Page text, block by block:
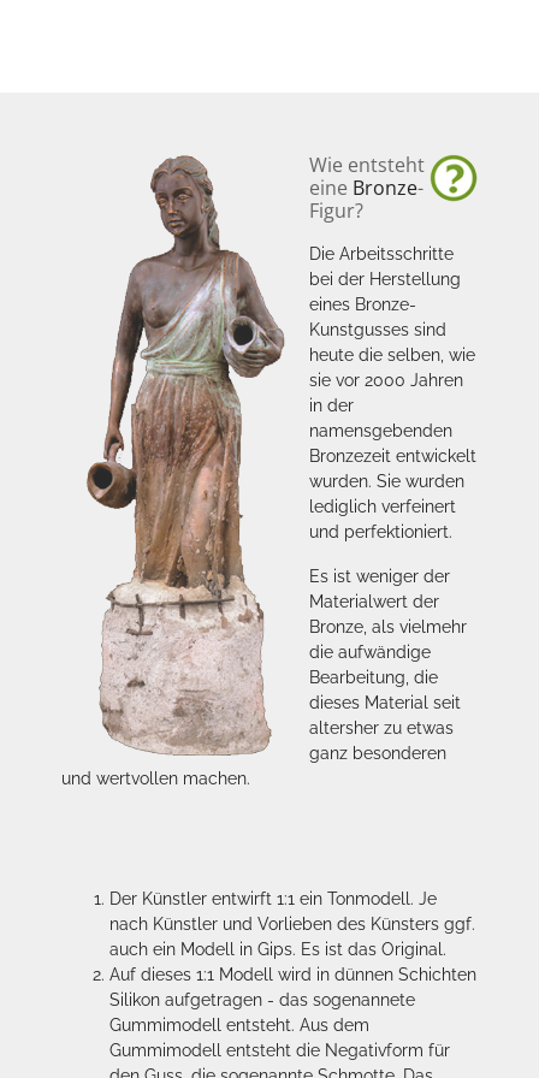
Wie entsteht
eine Bronze-
Figur?
Die Arbeitsschritte
bei der Herstellung
eines Bronze-
Kunstgusses sind
heute die selben, wie
sie vor 2000 Jahren
in der
namensgebenden
Bronzezeit entwickelt
wurden. Sie wurden
lediglich verfeinert
und perfektioniert.
Es ist weniger der
Materialwert der
Bronze, als vielmehr
die aufwändige
Bearbeitung, die
dieses Material seit
altersher zu etwas
ganz besonderen
und wertvollen machen.
Der Künstler entwirft 1:1 ein Tonmodell. Je
nach Künstler und Vorlieben des Künsters ggf.
auch ein Modell in Gips. Es ist das Original.
Auf dieses 1:1 Modell wird in dünnen Schichten
Silikon aufgetragen - das sogenannete
Gummimodell entsteht. Aus dem
Gummimodell entsteht die Negativform für